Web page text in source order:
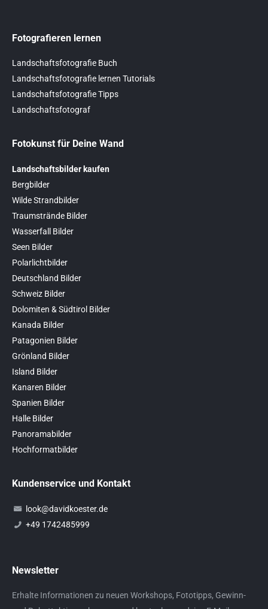
Fotografieren lernen
Landschaftsfotografie Buch
Landschaftsfotografie lernen Tutorials
Landschaftsfotografie Tipps
Landschaftsfotograf
Fotokunst für Deine Wand
Landschaftsbilder kaufen
Bergbilder
Wilde Strandbilder
Traumstrände Bilder
Wasserfall Bilder
Seen Bilder
Polarlichtbilder
Deutschland Bilder
Schweiz Bilder
Dolomiten & Südtirol Bilder
Kanada Bilder
Patagonien Bilder
Grönland Bilder
Island Bilder
Kanaren Bilder
Spanien Bilder
Halle Bilder
Panoramabilder
Hochformatbilder
Kundenservice und Kontakt
look@davidkoester.de
+49 1742485999
Newsletter
Erhalte Informationen zu neuen Workshops, Fototipps, Gewinn-